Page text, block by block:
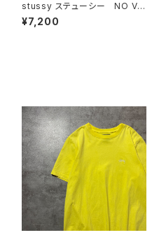
stussy ステューシー NO VA
CATION INN グラフィック プ
リント ホワイト 白 Tシャツ
¥7,200